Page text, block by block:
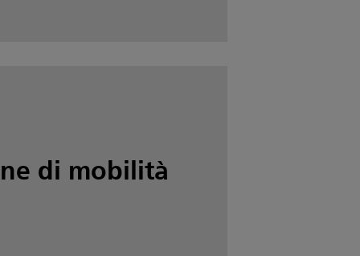
di mobilità